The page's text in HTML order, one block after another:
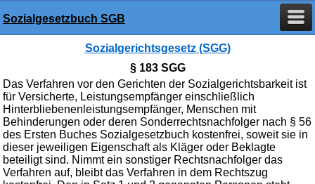
Sozialgesetzbuch SGB
Sozialgerichtsgesetz (SGG)
§ 183 SGG
Das Verfahren vor den Gerichten der Sozialgerichtsbarkeit ist
für Versicherte, Leistungsempfänger einschließlich
Hinterbliebenenleistungsempfänger, Menschen mit
Behinderungen oder deren Sonderrechtsnachfolger nach § 56
des Ersten Buches Sozialgesetzbuch kostenfrei, soweit sie in
dieser jeweiligen Eigenschaft als Kläger oder Beklagte
beteiligt sind. Nimmt ein sonstiger Rechtsnachfolger das
Verfahren auf, bleibt das Verfahren in dem Rechtszug